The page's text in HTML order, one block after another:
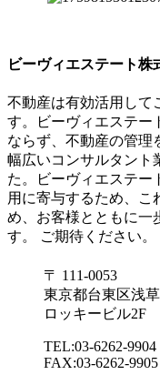
ビーヴィエステート株
不動産は有効活用して
す。ビーヴィエステー
ならず、不動産の管理
幅広いコンサルタント
た。ビーヴィエステー
用に寄与するため、こ
め、お客様とともに一
す。 ご期待ください。
〒 111-0053
東京都台東区浅草
ロッキービル2F
TEL:03-6262-9904
FAX:03-6262-9905